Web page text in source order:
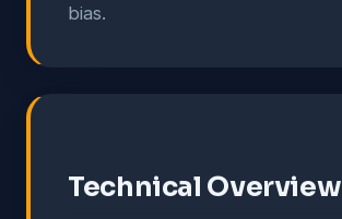
bias.
Technical Overview